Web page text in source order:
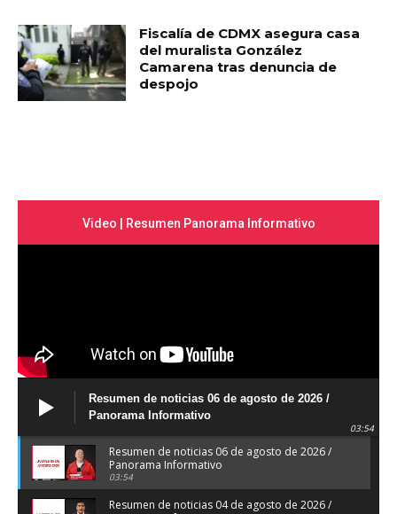
Fiscalía de CDMX asegura casa
del muralista González
Camarena tras denuncia de
despojo
Video | Resumen Panorama Informativo
Resumen de noticias 06 de agosto de 2026 /
Panorama Informativo
03:54
Resumen de noticias 06 de agosto de 2026 /
Panorama Informativo
03:54
Resumen de noticias 04 de agosto de 2026 /